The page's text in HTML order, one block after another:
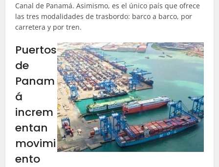
Canal de Panamá. Asimismo, es el único país que ofrece
las tres modalidades de trasbordo: barco a barco, por
carretera y por tren.
Puertos
de
Panam
á
increm
entan
movimi
ento